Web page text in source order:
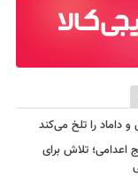
داماد را تلخ می‌کند
اعدامی؛ تلاش برای